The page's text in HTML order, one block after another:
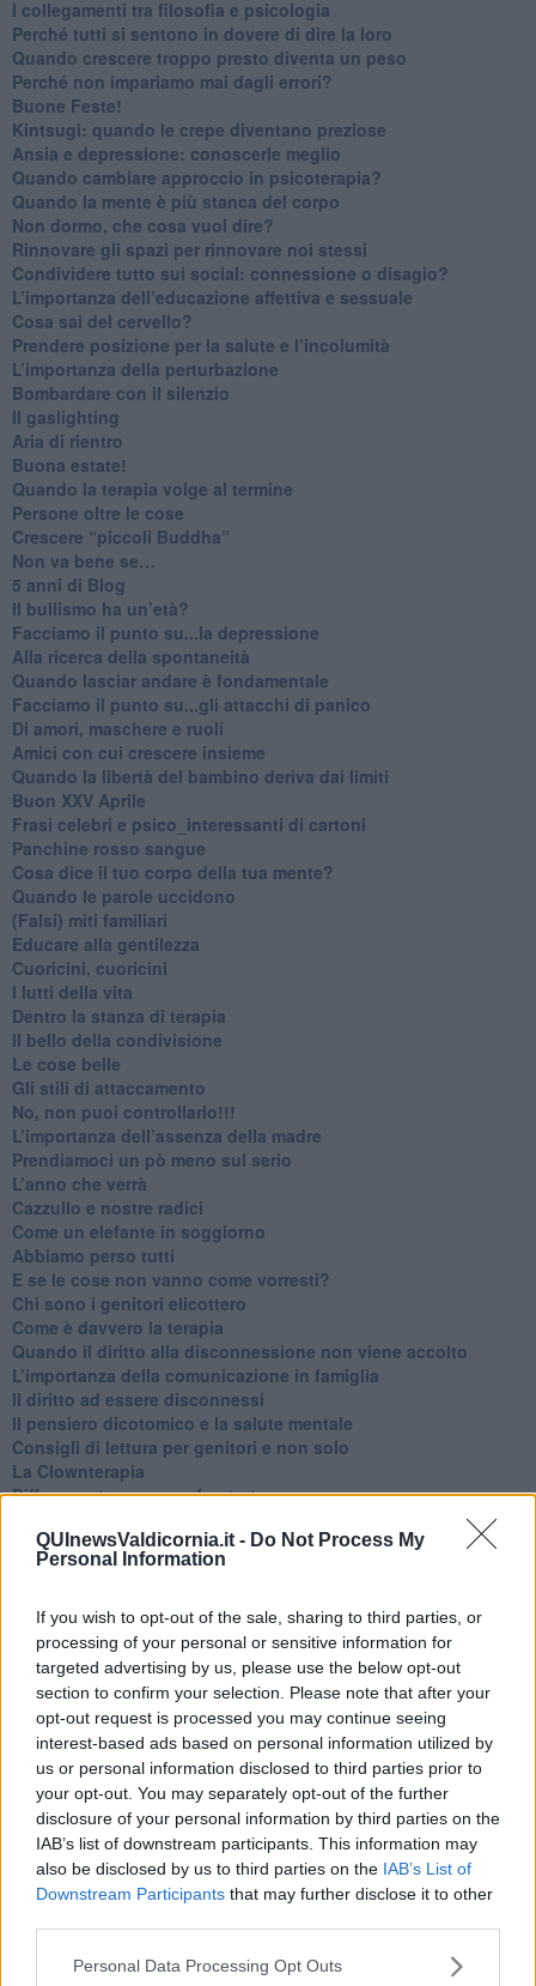
QUInewsValdicornia.it - Do Not Process My
Personal Information
If you wish to opt-out of the sale, sharing to third parties, or
processing of your personal or sensitive information for
targeted advertising by us, please use the below opt-out
section to confirm your selection. Please note that after your
opt-out request is processed you may continue seeing
interest-based ads based on personal information utilized by
us or personal information disclosed to third parties prior to
your opt-out. You may separately opt-out of the further
disclosure of your personal information by third parties on the
IAB’s list of downstream participants. This information may
also be disclosed by us to third parties on the IAB’s List of
Downstream Participants that may further disclose it to other
Personal Data Processing Opt Outs
​I collegamenti tra filosofia e psicologia
​Perché tutti si sentono in dovere di dire la loro
​Quando crescere troppo presto diventa un peso
​Perché non impariamo mai dagli errori?
​Buone Feste!
​Kintsugi: quando le crepe diventano preziose
Ansia e depressione: conoscerle meglio
Quando cambiare approccio in psicoterapia?
​Quando la mente è più stanca del corpo
Non dormo, che cosa vuol dire?
​Rinnovare gli spazi per rinnovare noi stessi
​Condividere tutto sui social: connessione o disagio?
​L’importanza dell’educazione affettiva e sessuale
​Cosa sai del cervello?
Prendere posizione per la salute e l’incolumità
L’importanza della perturbazione
​Bombardare con il silenzio
Il gaslighting
Aria di rientro
Buona estate!
​Quando la terapia volge al termine
​Persone oltre le cose
​Crescere “piccoli Buddha”
Non va bene se…
​5 anni di Blog
​Il bullismo ha un’età?
Facciamo il punto su...la depressione
​Alla ricerca della spontaneità
​Quando lasciar andare è fondamentale
Facciamo il punto su...gli attacchi di panico
Di amori, maschere e ruoli
​Amici con cui crescere insieme
​Quando la libertà del bambino deriva dai limiti
Buon XXV Aprile
​Frasi celebri e psico_interessanti di cartoni
​Panchine rosso sangue
​Cosa dice il tuo corpo della tua mente?
​Quando le parole uccidono
​(Falsi) miti familiari
​Educare alla gentilezza
​Cuoricini, cuoricini
I lutti della vita
​Dentro la stanza di terapia
​Il bello della condivisione
Le cose belle
​Gli stili di attaccamento
No, non puoi controllarlo!!!
​L’importanza dell’assenza della madre
​Prendiamoci un pò meno sul serio
​L’anno che verrà
​Cazzullo e nostre radici
​Come un elefante in soggiorno
​Abbiamo perso tutti
E se le cose non vanno come vorresti?
​Chi sono i genitori elicottero
Come è davvero la terapia
Quando il diritto alla disconnessione non viene accolto
​L’importanza della comunicazione in famiglia
​Il diritto ad essere disconnessi
​Il pensiero dicotomico e la salute mentale
​Consigli di lettura per genitori e non solo
​La Clownterapia
​Differenze tra persone frustrate e non
Vacanze a km zero
​Buone Vacan(si)e!
​Storie antiche di tempi moderni
​Quello che alle mamme non dicono
Adultescenza
Homo imbecillis
​4 anni di Blog
Quando il silenzio è aggressivo
​Il passato, questo conosciuto!
​Clima ballerino e sbalzi d’umore
La maternità
​L’uomo o l’orso?
Non hanno un amico a teatro​
​Tutta una questione di rispetto
​Cose che ci esauriscono
​Vespa che passione!
​Parole d’amore regalate al vento